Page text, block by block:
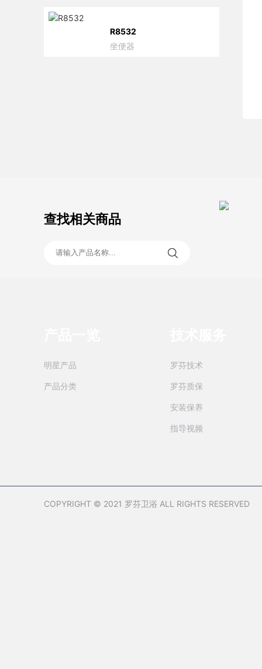
R8532
坐便器
查找相关商品
明星产品
产品分类
罗芬技术
罗芬质保
安装保养
指导视频
COPYRIGHT © 2021 罗芬卫浴 ALL RIGHTS RESERVED